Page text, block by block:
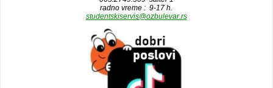
radno vreme : 9-17 h.
studentskiservis@ozbulevar.rs